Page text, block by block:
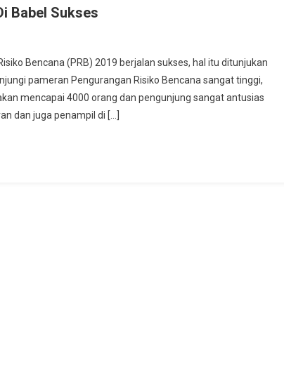
Babel Sukses
Bencana (PRB) 2019 berjalan sukses, hal itu ditunjukan
pameran Pengurangan Risiko Bencana sangat tinggi,
mencapai 4000 orang dan pengunjung sangat antusias
dan juga penampil di […]